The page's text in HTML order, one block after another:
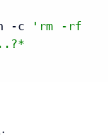
-c
'rm -rf